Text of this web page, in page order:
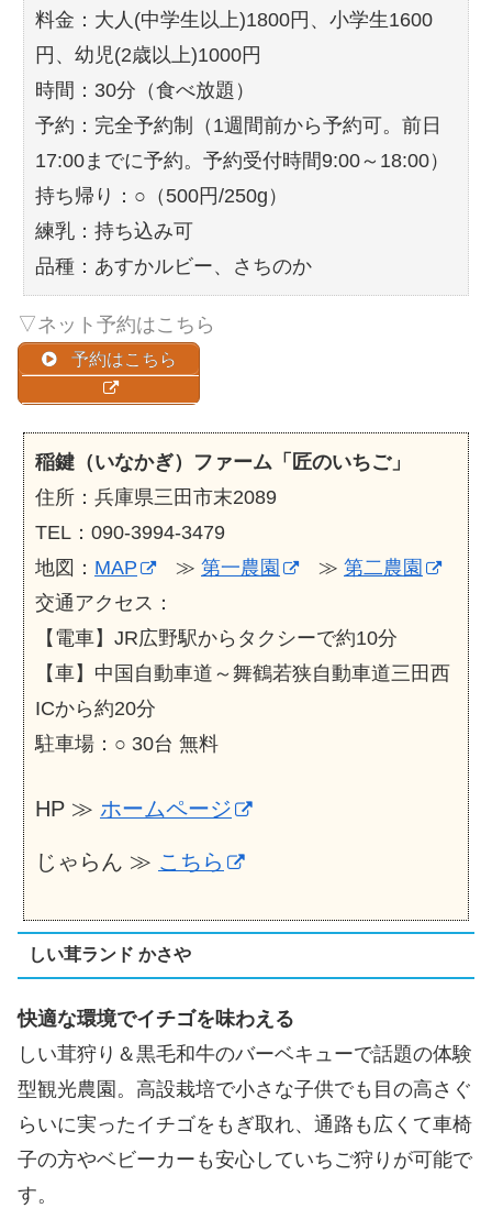
料金：大人(中学生以上)1800円、小学生1600
円、幼児(2歳以上)1000円
時間：30分（食べ放題）
予約：完全予約制（1週間前から予約可。前日
17:00までに予約。予約受付時間9:00～18:00）
持ち帰り：○（500円/250g）
練乳：持ち込み可
品種：あすかルビー、さちのか
▽ネット予約はこちら
予約はこちら
稲鍵（いなかぎ）ファーム「匠のいちご」
住所：兵庫県三田市末2089
TEL：090-3994-3479
地図： MAP ≫ 第一農園 ≫ 第二農園
交通アクセス：
【電車】JR広野駅からタクシーで約10分
【車】中国自動車道～舞鶴若狭自動車道三田西
ICから約20分
駐車場：○ 30台 無料
HP ≫ ホームページ
じゃらん ≫ こちら
しい茸ランド かさや
快適な環境でイチゴを味わえる
しい茸狩り＆黒毛和牛のバーベキューで話題の体験
型観光農園。高設栽培で小さな子供でも目の高さぐ
らいに実ったイチゴをもぎ取れ、通路も広くて車椅
子の方やベビーカーも安心していちご狩りが可能で
す。